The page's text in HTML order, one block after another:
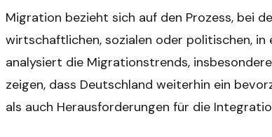
Migration bezieht sich auf den Prozess, bei
wirtschaftlichen, sozialen oder politischen, in
analysiert die Migrationstrends,
zeigen, dass Deutschland weiterhin ein
als auch Herausforderungen für die